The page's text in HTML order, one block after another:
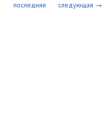
последняя
следующая →